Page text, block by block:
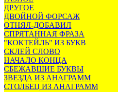
ДРУГОЕ
ДВОЙНОЙ ФОРСАЖ
ОТНЯЛ-ДОБАВИЛ
СПРЯТАННАЯ ФРАЗА
"КОКТЕЙЛЬ" ИЗ БУКВ
СКЛЕЙ СЛОВО
НАЧАЛО КОНЦА
СБЕЖАВШИЕ БУКВЫ
ЗВЕЗДА ИЗ АНАГРАММ
СТОЛБЕЦ ИЗ АНАГРАММ